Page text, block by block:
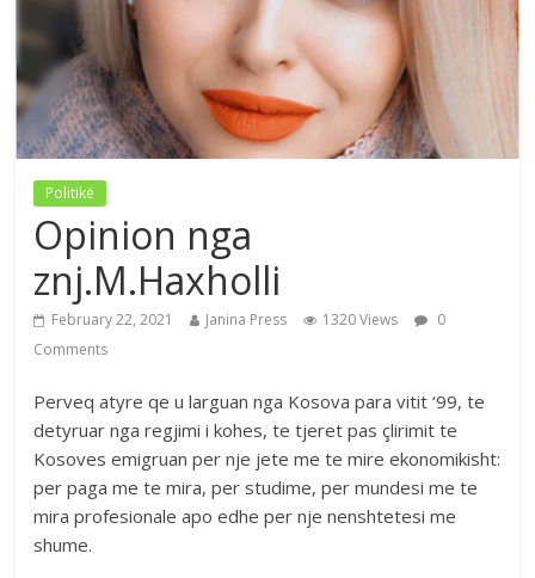
Politikë
Opinion nga
znj.M.Haxholli
February 22, 2021 Janina Press 1320 Views
0
Comments
Perveq atyre qe u larguan nga Kosova para vitit ‘99, te
detyruar nga regjimi i kohes, te tjeret pas çlirimit te
Kosoves emigruan per nje jete me te mire ekonomikisht:
per paga me te mira, per studime, per mundesi me te
mira profesionale apo edhe per nje nenshtetesi me
shume.